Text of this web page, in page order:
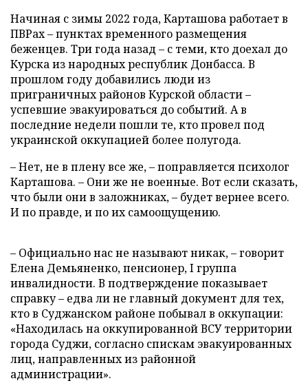
Начиная с зимы 2022 года, Карташова работает в
ПВРах – пунктах временного размещения
беженцев. Три года назад – с теми, кто доехал до
Курска из народных республик Донбасса. В
прошлом году добавились люди из
приграничных районов Курской области –
успевшие эвакуироваться до событий. А в
последние недели пошли те, кто провел под
украинской оккупацией более полугода.
– Нет, не в плену все же, – поправляется психолог
Карташова. – Они же не военные. Вот если сказать,
что были они в заложниках, – будет вернее всего.
И по правде, и по их самоощущению.
– Официально нас не называют никак, – говорит
Елена Демьяненко, пенсионер, I группа
инвалидности. В подтверждение показывает
справку – едва ли не главный документ для тех,
кто в Суджанском районе побывал в оккупации:
«Находилась на оккупированной ВСУ территории
города Суджи, согласно спискам эвакуированных
лиц, направленных из районной
администрации».